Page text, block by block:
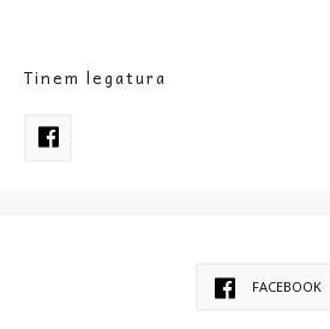
Tinem legatura
FACEBOOK